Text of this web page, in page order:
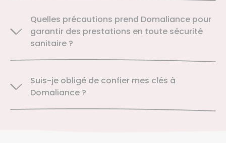
Quelles précautions prend Domaliance pour
garantir des prestations en toute sécurité
sanitaire ?
Suis-je obligé de confier mes clés à
Domaliance ?